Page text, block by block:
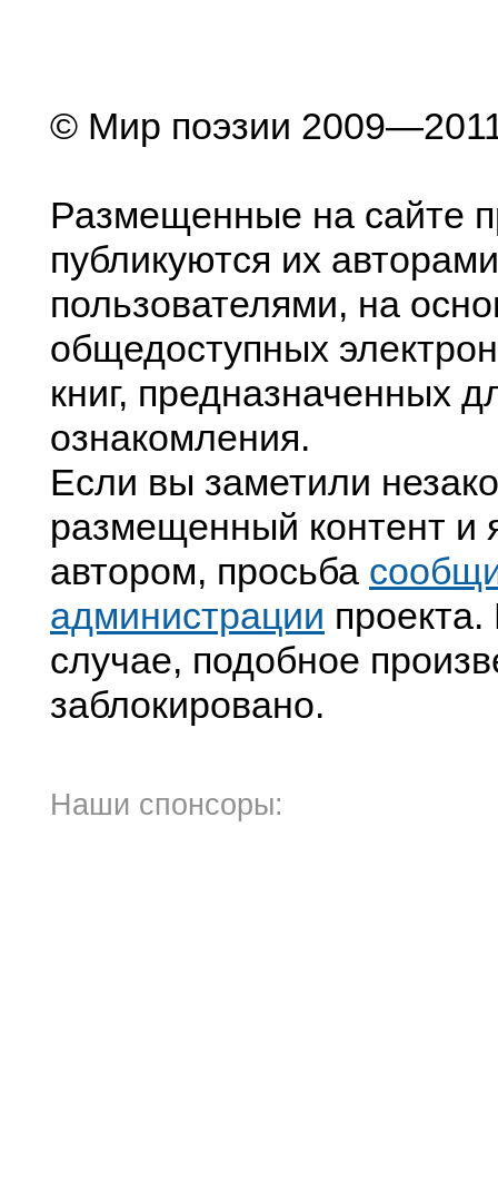
© Мир поэзии
Размещенные на сайте
публикуются их
пользователями, на
общедоступных
книг, предназначенных
ознакомления.
Если вы заметили
размещенный контент и
автором, просьба
администрации
случае, подобное
заблокировано.
Наши спонсоры: